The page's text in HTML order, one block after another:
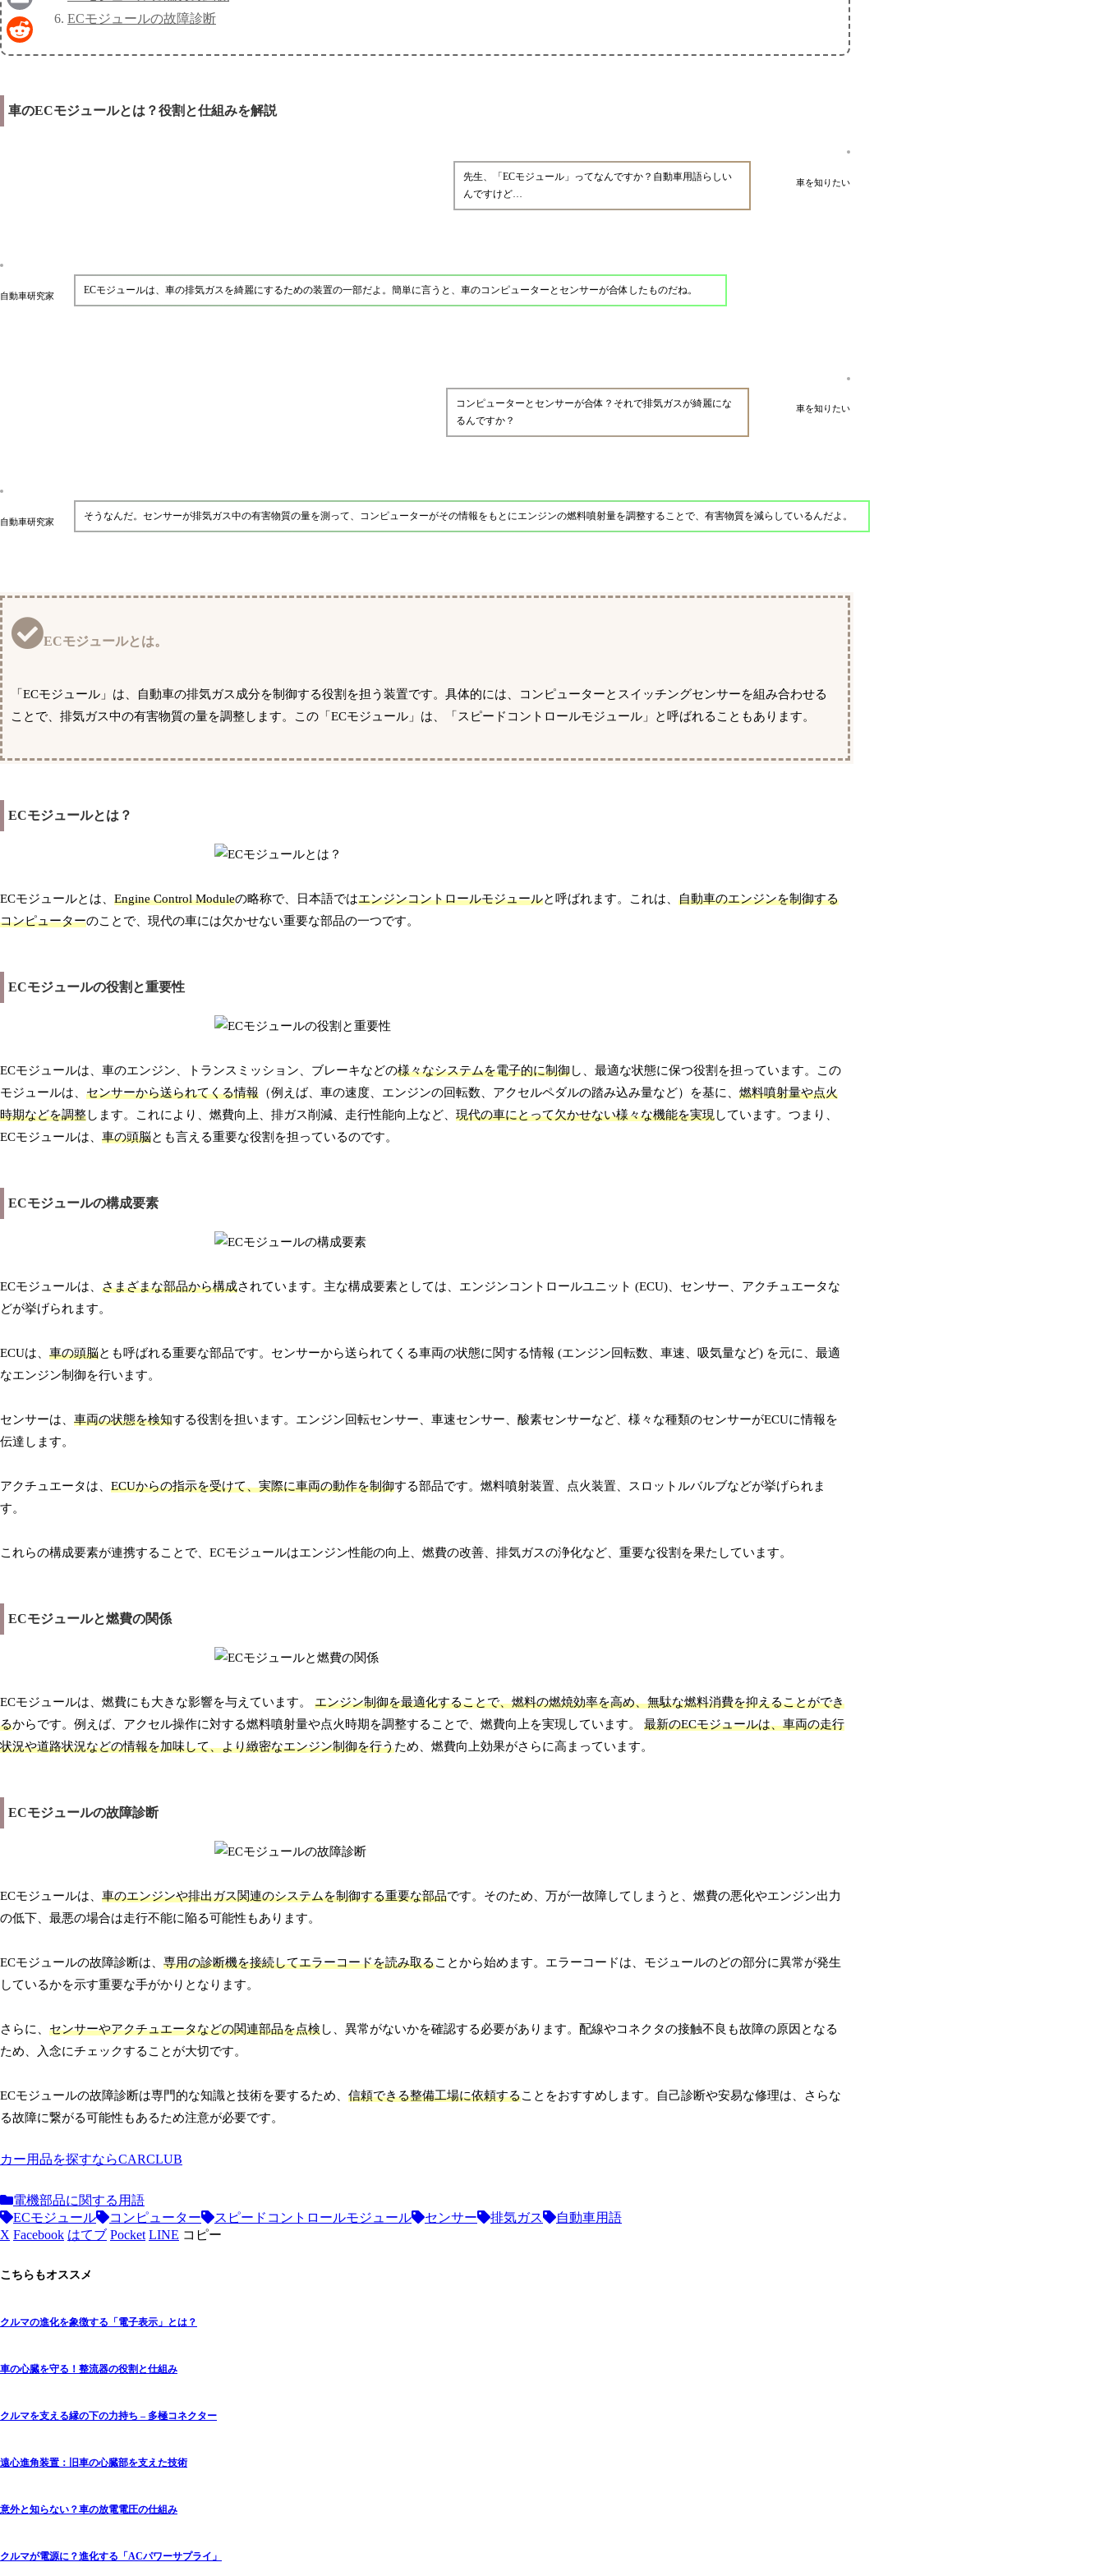
ECモジュールの故障診断
車のECモジュールとは？役割と仕組みを解説
車を知りたい
先生、「ECモジュール」ってなんですか？自動車用語らしい
んですけど…
自動車研究家 ECモジュールは、車の排気ガスを綺麗にするための装置の一部だよ。簡単に言うと、車のコンピューターとセンサーが合体したものだね。
車を知りたい
コンピューターとセンサーが合体？それで排気ガスが綺麗にな
るんですか？
自動車研究家 そうなんだ。センサーが排気ガス中の有害物質の量を測って、コンピューターがその情報をもとにエンジンの燃料噴射量を調整することで、有害物質を減らしているんだよ。
ECモジュールとは。
「ECモジュール」は、自動車の排気ガス成分を制御する役割を担う装置です。具体的には、コンピューターとスイッチングセンサーを組み合わせる
ことで、排気ガス中の有害物質の量を調整します。この「ECモジュール」は、「スピードコントロールモジュール」と呼ばれることもあります。
ECモジュールとは？
ECモジュールとは、 Engine Control Moduleの略称で、日本語ではエンジンコントロールモジュールと呼ばれます。これは、 自動車のエンジンを制御する
コンピューターのことで、現代の車には欠かせない重要な部品の一つです。
ECモジュールの役割と重要性
ECモジュールは、車のエンジン、トランスミッション、ブレーキなどの様々なシステムを電子的に制御し、最適な状態に保つ役割を担っています。この
モジュールは、 センサーから送られてくる情報 （例えば、車の速度、エンジンの回転数、アクセルペダルの踏み込み量など）を基に、 燃料噴射量や点火
時期などを調整します。これにより、燃費向上、排ガス削減、走行性能向上など、 現代の車にとって欠かせない様々な機能を実現しています。つまり、
ECモジュールは、 車の頭脳とも言える重要な役割を担っているのです。
ECモジュールの構成要素
ECモジュールは、 さまざまな部品から構成されています。主な構成要素としては、エンジンコントロールユニット (ECU)、センサー、アクチュエータな
どが挙げられます。
ECUは、 車の頭脳とも呼ばれる重要な部品です。センサーから送られてくる車両の状態に関する情報 (エンジン回転数、車速、吸気量など) を元に、最適
なエンジン制御を行います。
センサーは、 車両の状態を検知する役割を担います。エンジン回転センサー、車速センサー、酸素センサーなど、様々な種類のセンサーがECUに情報を
伝達します。
アクチュエータは、 ECUからの指示を受けて、実際に車両の動作を制御する部品です。燃料噴射装置、点火装置、スロットルバルブなどが挙げられま
す。
これらの構成要素が連携することで、ECモジュールはエンジン性能の向上、燃費の改善、排気ガスの浄化など、重要な役割を果たしています。
ECモジュールと燃費の関係
ECモジュールは、燃費にも大きな影響を与えています。 エンジン制御を最適化することで、燃料の燃焼効率を高め、無駄な燃料消費を抑えることができ
るからです。例えば、アクセル操作に対する燃料噴射量や点火時期を調整することで、燃費向上を実現しています。 最新のECモジュールは、車両の走行
状況や道路状況などの情報を加味して、より緻密なエンジン制御を行うため、燃費向上効果がさらに高まっています。
ECモジュールの故障診断
ECモジュールは、 車のエンジンや排出ガス関連のシステムを制御する重要な部品です。そのため、万が一故障してしまうと、燃費の悪化やエンジン出力
の低下、最悪の場合は走行不能に陥る可能性もあります。
ECモジュールの故障診断は、 専用の診断機を接続してエラーコードを読み取ることから始めます。エラーコードは、モジュールのどの部分に異常が発生
しているかを示す重要な手がかりとなります。
さらに、 センサーやアクチュエータなどの関連部品を点検し、異常がないかを確認する必要があります。配線やコネクタの接触不良も故障の原因となる
ため、入念にチェックすることが大切です。
ECモジュールの故障診断は専門的な知識と技術を要するため、 信頼できる整備工場に依頼することをおすすめします。自己診断や安易な修理は、さらな
る故障に繋がる可能性もあるため注意が必要です。
カー用品を探すならCARCLUB
電機部品に関する用語
ECモジュール
コンピューター スピードコントロールモジュール センサー 排気ガス
自動車用語
X Facebook はてブ Pocket LINE コピー
こちらもオススメ
クルマの進化を象徴する「電子表示」とは？
車の心臓を守る！整流器の役割と仕組み
クルマを支える縁の下の力持ち – 多極コネクター
遠心進角装置：旧車の心臓部を支えた技術
意外と知らない？車の放電電圧の仕組み
クルマが電源に？進化する「ACパワーサプライ」
Email
Reddit